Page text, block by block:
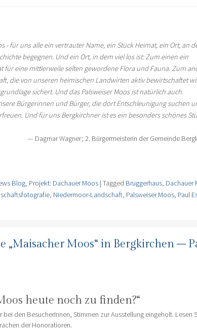
- für uns alle ein vertrauter Name, ein Stück Heimat, ein Ort, an
begegnen. Und ein Ort, in dem viel los ist: Zum einen ein
für eine mittlerweile selten gewordene Flora und Fauna. Zum
die von unseren heimischen Landwirten aktiv bewirtschaftet
sichert. Und das Palsweiser Moos ist natürlich auch
Bürgerinnen und Bürger, die dort Entschleunigung suchen
Und für uns Bergkirchner ist es ein besonders schönes
Dagmar Wagner; 2. Bürgermeisterin der Gemeinde
Blog, Projekt: Dachauer Moos | Tagged Bruggerhaus, Dachauer
, Niedermoor-Landschaft, Palsweiser Moos, Paul
„Maisacher Moos“ in Bergkirchen –
heute noch zu finden?“
den BesucherInnen, Stimmen zur Ausstellung eingeholt. Lesen
der Honoratioren.